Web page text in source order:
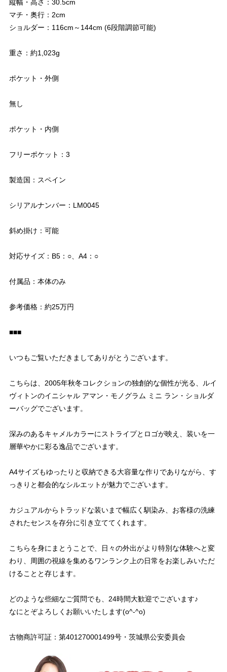
縦幅・高さ：30.5cm
マチ・奥行：2cm
ショルダー：116cm～144cm (6段階調節可能)
重さ：約1,023g
ポケット・外側
無し
ポケット・内側
フリーポケット：3
製造国：スペイン
シリアルナンバー：LM0045
斜め掛け：可能
対応サイズ：B5：○、A4：○
付属品：本体のみ
参考価格：約25万円
■■■
いつもご覧いただきましてありがとうございます。
こちらは、2005年秋冬コレクションの独創的な個性が光る、ルイ
ヴィトンのイニシャル アマン・モノグラム ミニ ラン・ショルダ
ーバッグでございます。
深みのあるキャメルカラーにストライプとロゴが映え、装いを一
層華やかに彩る逸品でございます。
A4サイズもゆったりと収納できる大容量な作りでありながら、す
っきりと都会的なシルエットが魅力でございます。
カジュアルからトラッドな装いまで幅広く馴染み、お客様の洗練
されたセンスを存分に引き立ててくれます。
こちらを身にまとうことで、日々の外出がより特別な体験へと変
わり、周囲の視線を集めるワンランク上の日常をお楽しみいただ
けることと存じます。
どのような些細なご質問でも、24時間大歓迎でございます♪
なにとぞよろしくお願いいたします(o^-^o)
古物商許可証：第401270001499号・茨城県公安委員会